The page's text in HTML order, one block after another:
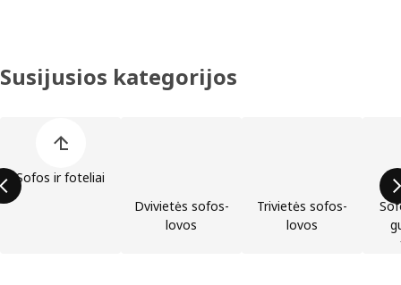
Susijusios kategorijos
Sofos ir foteliai
Dvivietės sofos-
lovos
Trivietės sofos-
lovos